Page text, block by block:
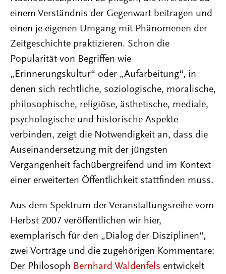
einem Verständnis der Gegenwart beitragen und
einen je eigenen Umgang mit Phänomenen der
Zeitgeschichte praktizieren. Schon die
Popularität von Begriffen wie
„Erinnerungskultur“ oder „Aufarbeitung“, in
denen sich rechtliche, soziologische, moralische,
philosophische, religiöse, ästhetische, mediale,
psychologische und historische Aspekte
verbinden, zeigt die Notwendigkeit an, dass die
Auseinandersetzung mit der jüngsten
Vergangenheit fachübergreifend und im Kontext
einer erweiterten Öffentlichkeit stattfinden muss.
Aus dem Spektrum der Veranstaltungsreihe vom
Herbst 2007 veröffentlichen wir hier,
exemplarisch für den „Dialog der Disziplinen“,
zwei Vorträge und die zugehörigen Kommentare:
Der Philosoph Bernhard Waldenfels entwickelt